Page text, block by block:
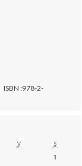
ISBN :978-2-
V S
1